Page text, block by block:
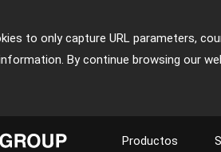
to only capture URL parameters,
By continue browsing our
Productos